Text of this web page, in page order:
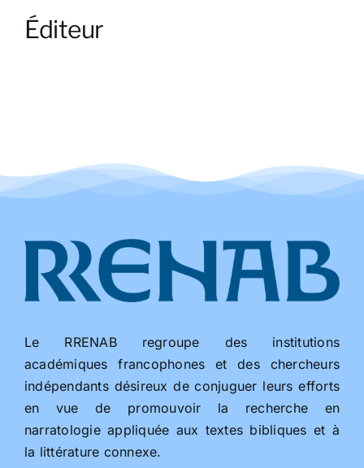
Éditeur
Le RRENAB regroupe des institutions
académiques francophones et des chercheurs
indépendants désireux de conjuguer leurs efforts
en vue de promouvoir la recherche en
narratologie appliquée aux textes bibliques et à
la littérature connexe.